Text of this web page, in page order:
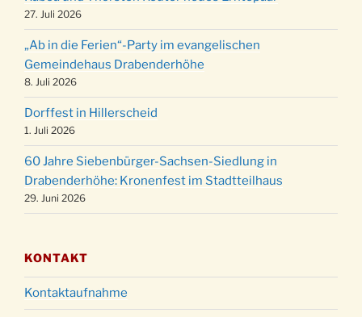
24.12. Familiengottesdienst in der FeG um 16 Uhr
24.12.
Weihnachtsgottesdienst in der Kirche um
15:00 Uhr
24.12.
Weihnachtsgottesdienst in der Kirche um
18:00 Uhr
24.12.
Christmette mit der ev. Jugend in der Kirche
um 23:00 Uhr
31.12.
Gottesdienst zu Silvester in der Kirche um
18:00 Uhr
27. Juli 2026
„Ab in die Ferien“-Party im evangelischen
Gemeindehaus Drabenderhöhe
8. Juli 2026
Dorffest in Hillerscheid
1. Juli 2026
60 Jahre Siebenbürger-Sachsen-Siedlung in
Drabenderhöhe: Kronenfest im Stadtteilhaus
29. Juni 2026
KONTAKT
Kontaktaufnahme